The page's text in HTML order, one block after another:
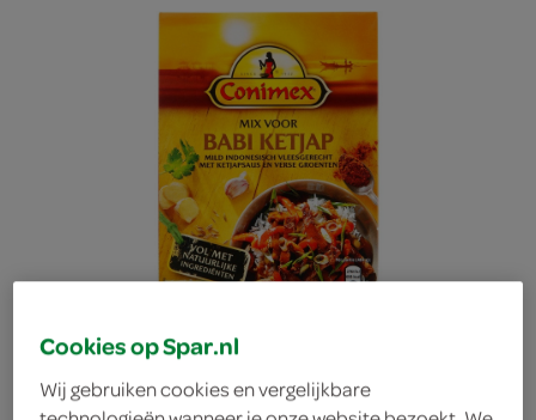
Cookies op Spar.nl
Wij gebruiken cookies en vergelijkbare